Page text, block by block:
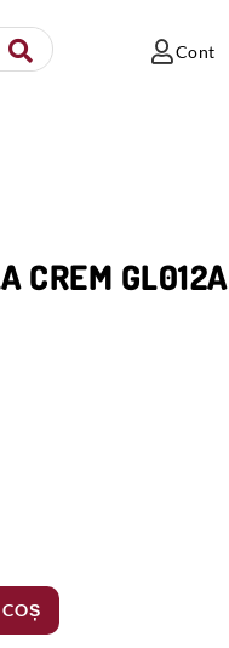
Cont
CREM GL012A